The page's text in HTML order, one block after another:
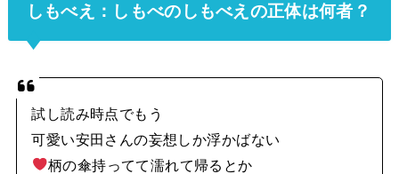
しもべえ：しもべのしもべえの正体は何者？
試し読み時点でもう
可愛い安田さんの妄想しか浮かばない
柄の傘持ってて濡れて帰るとか